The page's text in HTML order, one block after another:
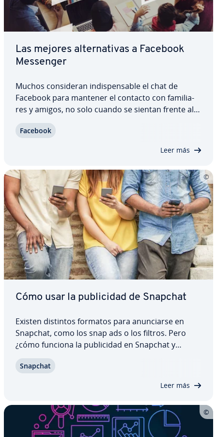
Las mejores al­te­r­na­ti­vas a Facebook
Messenger
Muchos co­n­si­de­ran in­di­s­pe­n­sa­ble el chat de
Facebook para mantener el contacto con fa­mi­lia­
res y amigos, no solo cuando se sientan frente al
No obstante, esta apli­ca­ción consume demasiada
Facebook
Leer más
Cómo usar la pu­bli­ci­dad de Snapchat
Existen distintos formatos para anu­n­ciar­se en
Snapchat, como los snap ads o los filtros. Pero
¿cómo funciona la pu­bli­ci­dad en Snapchat y
tar­se? ¿Cómo pueden crearse los distintos
Snapchat
Leer más